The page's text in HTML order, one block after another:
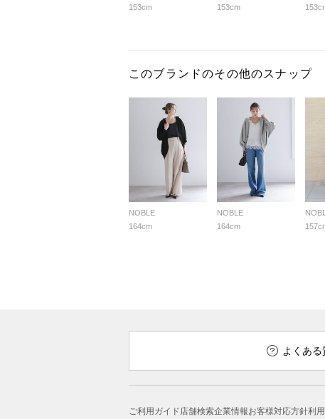
153cm
153cm
このブランドのその他のスナップ
NOBLE
164cm
NOBLE
164cm
よくある
ご利用ガイド店舗検索企業情報お客様対応方針利